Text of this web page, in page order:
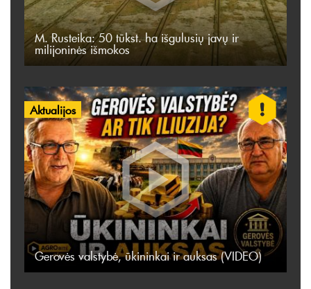
M. Rusteika: 50 tūkst. ha išgulusių javų ir
milijoninės išmokos
Aktualijos
Gerovės valstybė, ūkininkai ir auksas (VIDEO)